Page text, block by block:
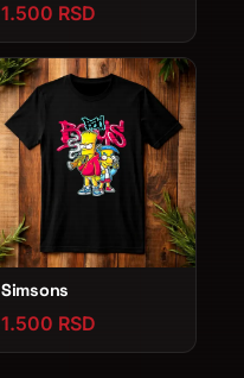
1.500 RSD
Simsons
1.500 RSD